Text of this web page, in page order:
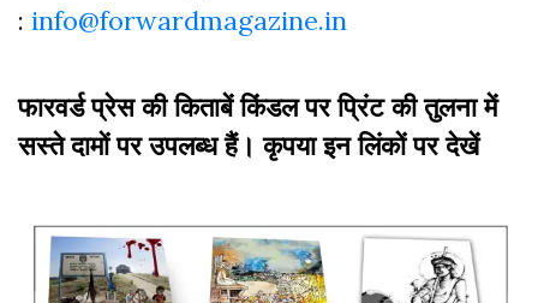
: info@forwardmagazine.in
फारवर्ड प्रेस की किताबें किंडल पर प्रिंट की तुलना में
सस्ते दामों पर उपलब्ध हैं। कृपया इन लिंकों पर देखें